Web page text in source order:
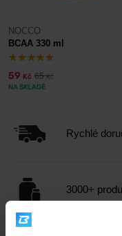
NOCCO
BCAA 330 ml
59 Kč 65Kč
NA SKLADĚ
Rychlé
3000+